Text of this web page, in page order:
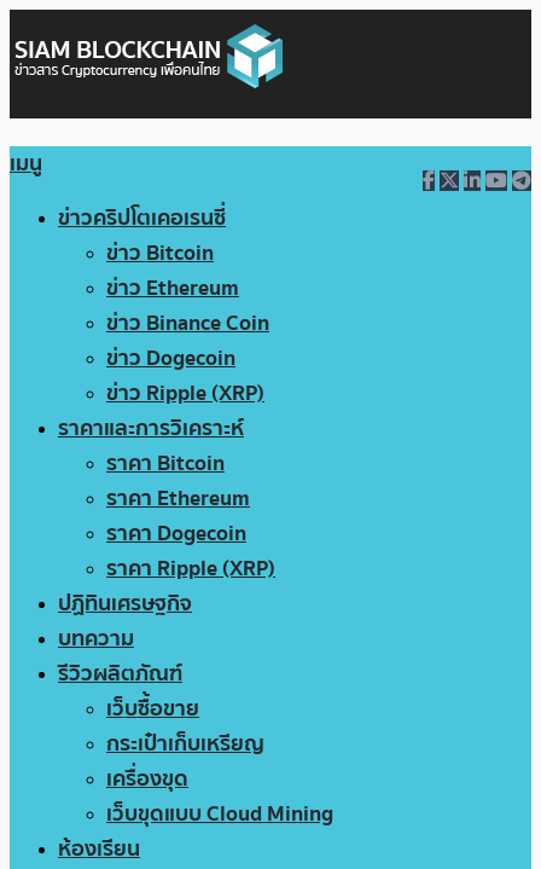
เมนู
ข่าวคริปโตเคอเรนซี่
ข่าว Bitcoin
ข่าว Ethereum
ข่าว Binance Coin
ข่าว Dogecoin
ข่าว Ripple (XRP)
ราคาและการวิเคราะห์
ราคา Bitcoin
ราคา Ethereum
ราคา Dogecoin
ราคา Ripple (XRP)
ปฏิทินเศรษฐกิจ
บทความ
รีวิวผลิตภัณฑ์
เว็บซื้อขาย
กระเป๋าเก็บเหรียญ
เครื่องขุด
เว็บขุดแบบ Cloud Mining
ห้องเรียน